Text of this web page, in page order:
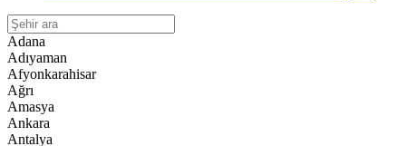
Adana
Adıyaman
Afyonkarahisar
Ağrı
Amasya
Ankara
Antalya